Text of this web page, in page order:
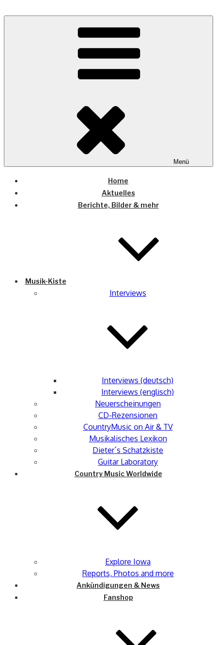
COUNTRYHOME
Wo die (Country-) Musik Zuhause ist
Menü
Home
Aktuelles
Berichte, Bilder & mehr
Musik-Kiste
Interviews
Interviews (deutsch)
Interviews (englisch)
Neuerscheinungen
CD-Rezensionen
CountryMusic on Air & TV
Musikalisches Lexikon
Dieter´s Schatzkiste
Guitar Laboratory
Country Music Worldwide
Explore Iowa
Reports, Photos and more
Ankündigungen & News
Fanshop